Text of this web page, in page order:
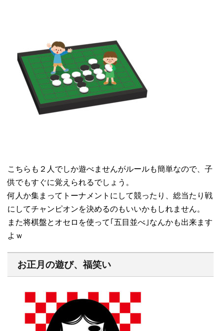
こちらも２人でしか遊べませんがルールも簡単なので、子
供でもすぐに覚えられるでしょう。
何人か集まってトーナメントにして競ったり、総当たり戦
にしてチャンピオンを決めるのもいいかもしれません。
また将棋盤とオセロを使って｢五目並べ｣なんかも出来ます
よｗ
お正月の遊び、福笑い